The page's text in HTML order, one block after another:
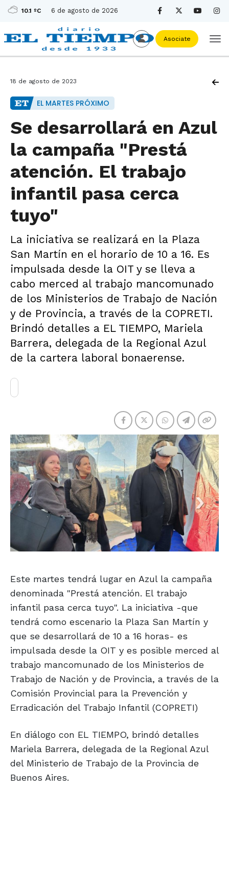
10.1 ºC 6 de agosto de 2026
Asociate
18 de agosto de 2023
EL MARTES PRÓXIMO
Se desarrollará en Azul
la campaña "Prestá
atención. El trabajo
infantil pasa cerca
tuyo"
La iniciativa se realizará en la Plaza
San Martín en el horario de 10 a 16. Es
impulsada desde la OIT y se lleva a
cabo merced al trabajo mancomunado
de los Ministerios de Trabajo de Nación
y de Provincia, a través de la COPRETI.
Brindó detalles a EL TIEMPO, Mariela
Barrera, delegada de la Regional Azul
de la cartera laboral bonaerense.
Este martes tendrá lugar en Azul la campaña
denominada "Prestá atención. El trabajo
infantil pasa cerca tuyo". La iniciativa -que
tendrá como escenario la Plaza San Martín y
que se desarrollará de 10 a 16 horas- es
impulsada desde la OIT y es posible merced al
trabajo mancomunado de los Ministerios de
Trabajo de Nación y de Provincia, a través de la
Comisión Provincial para la Prevención y
Erradicación del Trabajo Infantil (COPRETI)
En diálogo con EL TIEMPO, brindó detalles
Mariela Barrera, delegada de la Regional Azul
del Ministerio de Trabajo de la Provincia de
Buenos Aires.